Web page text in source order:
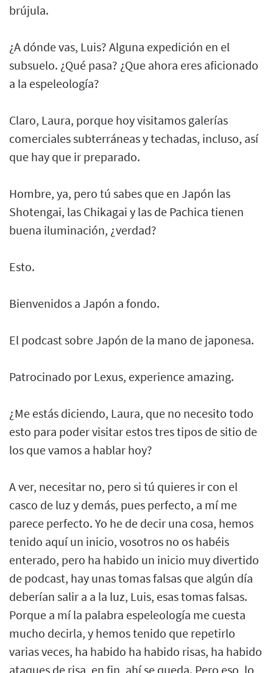
brújula.
¿A dónde vas, Luis? Alguna expedición en el
subsuelo. ¿Qué pasa? ¿Que ahora eres aficionado
a la espeleología?
Claro, Laura, porque hoy visitamos galerías
comerciales subterráneas y techadas, incluso, así
que hay que ir preparado.
Hombre, ya, pero tú sabes que en Japón las
Shotengai, las Chikagai y las de Pachica tienen
buena iluminación, ¿verdad?
Esto.
Bienvenidos a Japón a fondo.
El podcast sobre Japón de la mano de japonesa.
Patrocinado por Lexus, experience amazing.
¿Me estás diciendo, Laura, que no necesito todo
esto para poder visitar estos tres tipos de sitio de
los que vamos a hablar hoy?
A ver, necesitar no, pero si tú quieres ir con el
casco de luz y demás, pues perfecto, a mí me
parece perfecto. Yo he de decir una cosa, hemos
tenido aquí un inicio, vosotros no os habéis
enterado, pero ha habido un inicio muy divertido
de podcast, hay unas tomas falsas que algún día
deberían salir a a la luz, Luis, esas tomas falsas.
Porque a mí la palabra espeleología me cuesta
mucho decirla, y hemos tenido que repetirlo
varias veces, ha habido ha habido risas, ha habido
ataques de risa, en fin, ahí se queda. Pero eso, lo